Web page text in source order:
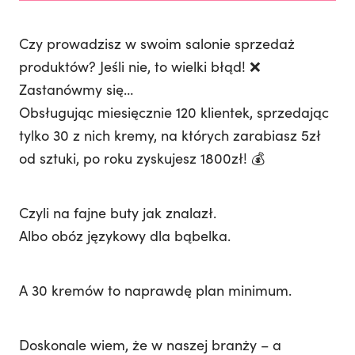
Czy prowadzisz w swoim salonie sprzedaż
produktów? Jeśli nie, to wielki błąd! ❌
Zastanówmy się…
Obsługując miesięcznie 120 klientek, sprzedając
tylko 30 z nich kremy, na których zarabiasz 5zł
od sztuki, po roku zyskujesz 1800zł! 💰
Czyli na fajne buty jak znalazł.
Albo obóz językowy dla bąbelka.
A 30 kremów to naprawdę plan minimum.
Doskonale wiem, że w naszej branży – a